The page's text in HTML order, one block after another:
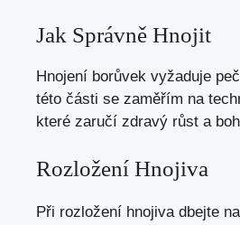
Jak Správně Hnojit
Hnojení borůvek vyžaduje
této části se zaměřím na
které zaručí zdravý růst a
Rozložení Hnojiva
Při rozložení hnojiva dbejte